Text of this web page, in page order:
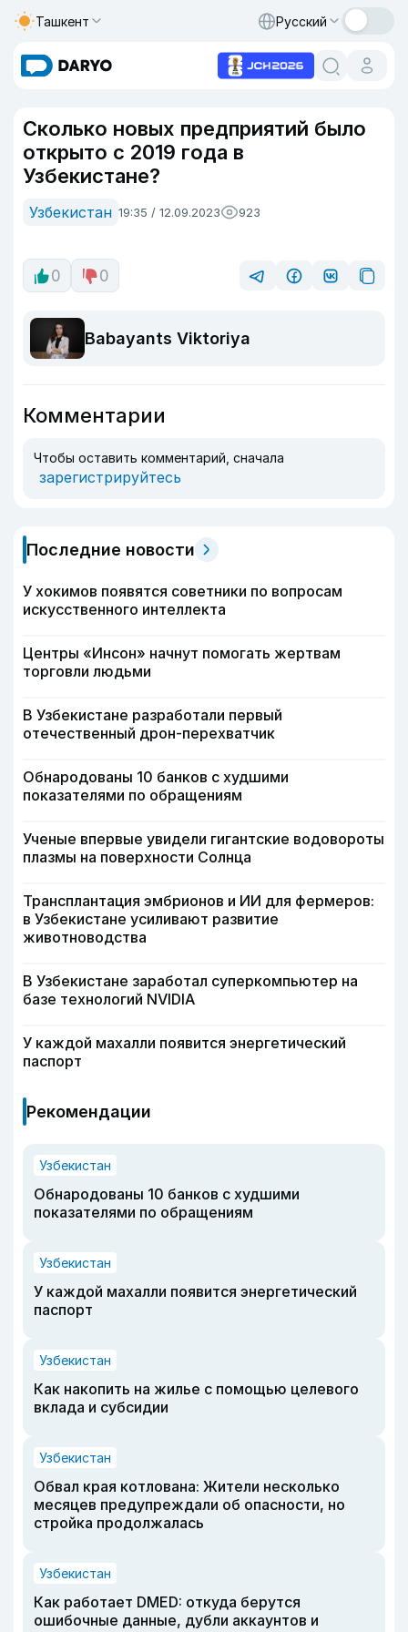
Ташкент Русский
Сколько новых предприятий было
открыто с 2019 года в
Узбекистане?
Узбекистан 19:35 / 12.09.2023 923
0 0
Babayants Viktoriya
Комментарии
Чтобы оставить комментарий, сначала
зарегистрируйтесь
Последние новости
У хокимов появятся советники по вопросам
искусственного интеллекта
Центры «Инсон» начнут помогать жертвам
торговли людьми
В Узбекистане разработали первый
отечественный дрон-перехватчик
Обнародованы 10 банков с худшими
показателями по обращениям
Ученые впервые увидели гигантские водовороты
плазмы на поверхности Солнца
Трансплантация эмбрионов и ИИ для фермеров:
в Узбекистане усиливают развитие
животноводства
В Узбекистане заработал суперкомпьютер на
базе технологий NVIDIA
У каждой махалли появится энергетический
паспорт
Рекомендации
Узбекистан
Обнародованы 10 банков с худшими
показателями по обращениям
Узбекистан
У каждой махалли появится энергетический
паспорт
Узбекистан
Как накопить на жилье с помощью целевого
вклада и субсидии
Узбекистан
Обвал края котлована: Жители несколько
месяцев предупреждали об опасности, но
стройка продолжалась
Узбекистан
Как работает DMED: откуда берутся
ошибочные данные, дубли аккаунтов и